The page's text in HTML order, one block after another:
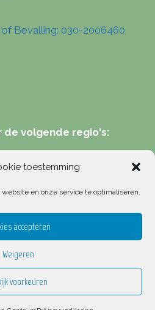
toestemming
en onze service te optimaliseren.
accepteren
Weigeren
voorkeuren
Bevalling: 030-2006460
de volgende regio's:
holistische verloskunde